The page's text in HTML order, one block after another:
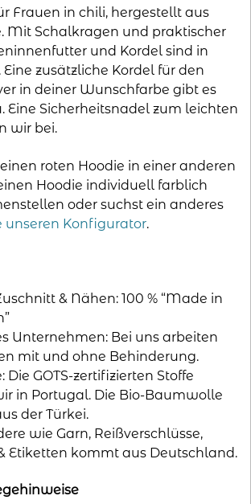
Frauen in chili, hergestellt aus
Mit Schalkragen und praktischer
und Kordel sind in
zusätzliche Kordel für den
in deiner Wunschfarbe gibt es
Eine Sicherheitsnadel zum leichten
wir bei.
roten Hoodie in einer anderen
Hoodie individuell farblich
oder suchst ein anderes
unseren Konfigurator.
& Nähen: 100 % “Made in
Unternehmen: Bei uns arbeiten
mit und ohne Behinderung.
Die GOTS-zertifizierten Stoffe
in Portugal. Die Bio-Baumwolle
der Türkei.
wie Garn, Reißverschlüsse,
Etiketten kommt aus Deutschland.